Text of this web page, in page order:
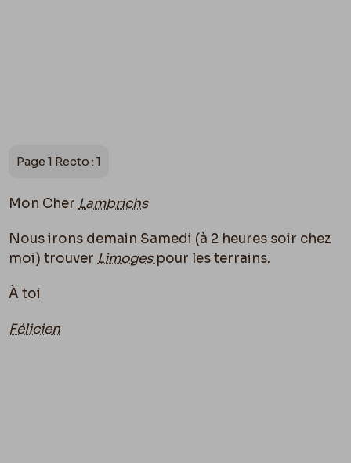
Page 1 Recto : 1
Mon Cher Lambrichs
Nous irons demain Samedi (à 2 heures soir chez
moi) trouver Limoges pour les terrains.
À toi
Félicien